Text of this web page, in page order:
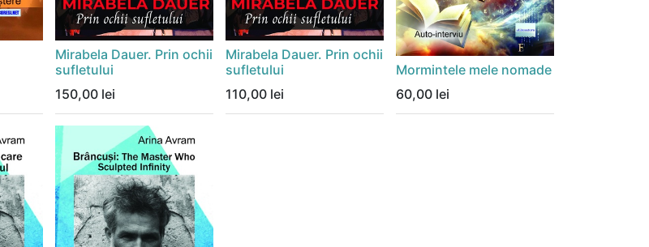
Mirabela Dauer. Prin ochii
sufletului
150,00 lei
Mirabela Dauer. Prin ochii
sufletului
110,00 lei
Mormintele mele nomade
60,00 lei